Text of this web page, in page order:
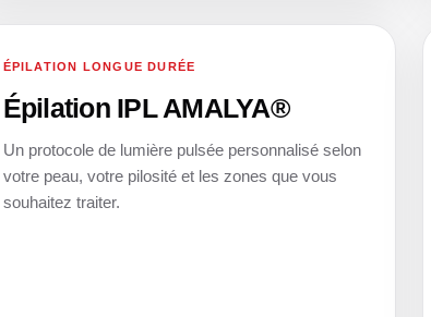
05
ÉPILATION LONGUE DURÉE
Épilation IPL AMALYA®
Un protocole de lumière pulsée personnalisé selon
votre peau, votre pilosité et les zones que vous
souhaitez traiter.